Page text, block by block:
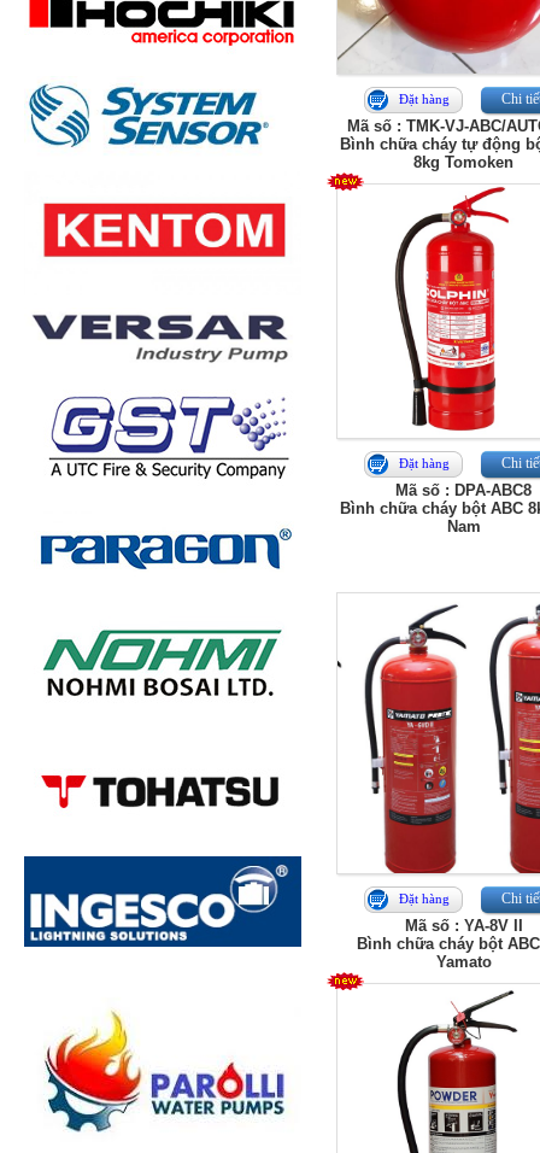
Đặt hàng Chi
Mã số : TMK-VJ-ABC/
Bình chữa cháy tự động
8kg Tomoken
Đặt hàng Chi
Mã số : DPA-ABC8
Bình chữa cháy bột ABC
Nam
Đặt hàng Chi
Mã số : YA-8V II
Bình chữa cháy bột
Yamato